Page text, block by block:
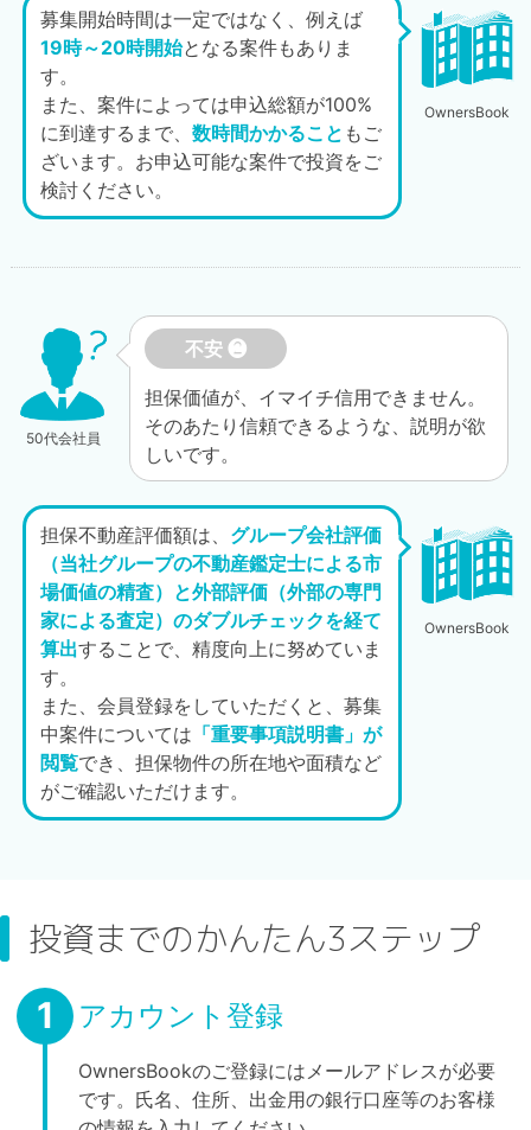
募集開始時間は一定ではなく、例えば
19時～20時開始となる案件もありま
す。
また、案件によっては申込総額が100%
に到達するまで、 数時間かかること もご
ざいます。お申込可能な案件で投資をご
検討ください。
OwnersBook
50代会社員
不安 ❷
担保価値が、イマイチ信用できません。
そのあたり信頼できるような、説明が欲
しいです。
担保不動産評価額は、 グループ会社評価
（当社グループの不動産鑑定士による市
場価値の精査）と外部評価（外部の専門
家による査定）のダブルチェックを経て
算出することで、精度向上に努めていま
す。
また、会員登録をしていただくと、募集
中案件については 「重要事項説明書」が
閲覧でき、担保物件の所在地や面積など
がご確認いただけます。
OwnersBook
投資までのかんたん3ステップ
1 アカウント登録
OwnersBookのご登録にはメールアドレスが必要
です。氏名、住所、出金用の銀行口座等のお客様